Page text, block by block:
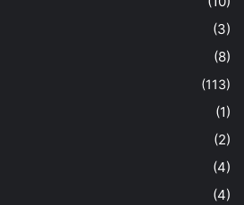
(3)
(8)
(113)
(1)
(2)
(4)
(4)